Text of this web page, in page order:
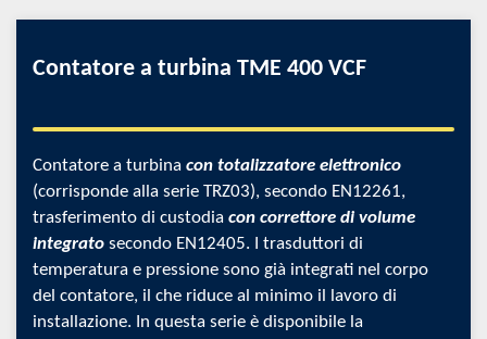
Contatore a turbina TME 400 VCF
Contatore a turbina con totalizzatore elettronico
(corrisponde alla serie TRZ03), secondo EN12261,
trasferimento di custodia con correttore di volume
integrato secondo EN12405. I trasduttori di
temperatura e pressione sono già integrati nel corpo
del contatore, il che riduce al minimo il lavoro di
installazione. In questa serie è disponibile la